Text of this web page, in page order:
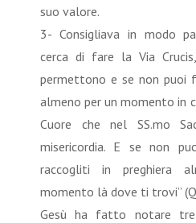
suo valore.
3- Consigliava in modo
cerca di fare la Via
permettono e se non puoi
almeno per un momento in
Cuore che nel SS.mo
misericordia. E se non
raccogliti in preghiera
momento là dove ti trovi” (Q
Gesù ha fatto notare tre